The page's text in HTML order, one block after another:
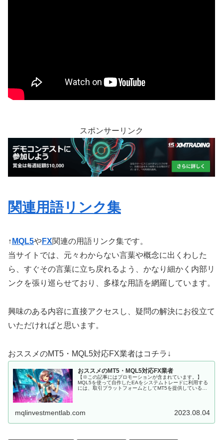
スポンサーリンク
関連用語リンク集
↑ MQL5やFX関連の用語リンク集です。
当サイトでは、元々わからない言葉や概念に出くわした
ら、すぐその言葉に立ち戻れるよう、かなり細かく内部リ
ンクを張り巡らせており、多様な用語を網羅しています。
興味のある内容に直接アクセスし、疑問の解決にお役立て
いただければと思います。
おススメのMT5・MQL5対応FX業者はコチラ↓
おススメのMT5・MQL5対応FX業者
【※この記事にはプロモーションが含まれています。】
MQL5を使って自作したEAをシステムトレードに利用する
には、取引プラットフォームとしてMT5を提供しているFX
mqlinvestmentlab.com 2023.08.04